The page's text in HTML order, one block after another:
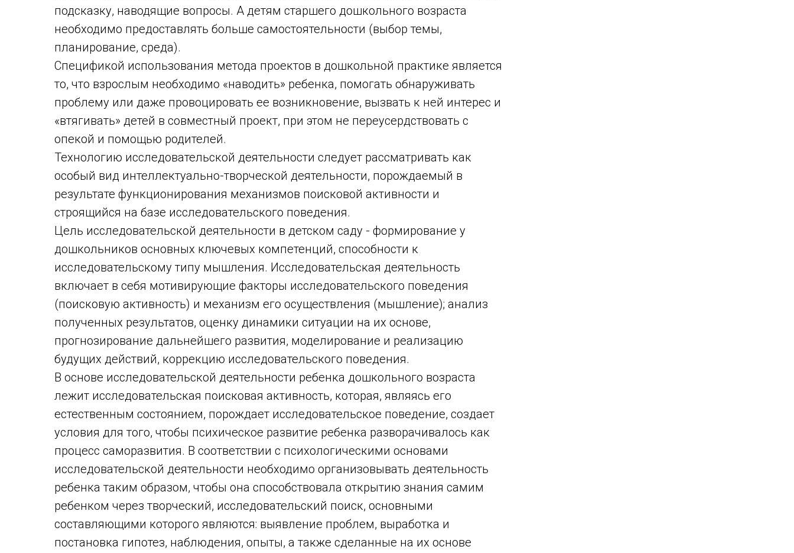
подсказку, наводящие вопросы. А детям старшего дошкольного возраста
необходимо предоставлять больше самостоятельности (выбор темы,
планирование, среда).
Спецификой использования метода проектов в дошкольной практике является
то, что взрослым необходимо «наводить» ребенка, помогать обнаруживать
проблему или даже провоцировать ее возникновение, вызвать к ней интерес и
«втягивать» детей в совместный проект, при этом не переусердствовать с
опекой и помощью родителей.
Технологию исследовательской деятельности следует рассматривать как
особый вид интеллектуально-творческой деятельности, порождаемый в
результате функционирования механизмов поисковой активности и
строящийся на базе исследовательского поведения.
Цель исследовательской деятельности в детском саду - формирование у
дошкольников основных ключевых компетенций, способности к
исследовательскому типу мышления. Исследовательская деятельность
включает в себя мотивирующие факторы исследовательского поведения
(поисковую активность) и механизм его осуществления (мышление); анализ
полученных результатов, оценку динамики ситуации на их основе,
прогнозирование дальнейшего развития, моделирование и реализацию
будущих действий, коррекцию исследовательского поведения.
В основе исследовательской деятельности ребенка дошкольного возраста
лежит исследовательская поисковая активность, которая, являясь его
естественным состоянием, порождает исследовательское поведение, создает
условия для того, чтобы психическое развитие ребенка разворачивалось как
процесс саморазвития. В соответствии с психологическими основами
исследовательской деятельности необходимо организовывать деятельность
ребенка таким образом, чтобы она способствовала открытию знания самим
ребенком через творческий, исследовательский поиск, основными
составляющими которого являются: выявление проблем, выработка и
постановка гипотез, наблюдения, опыты, а также сделанные на их основе